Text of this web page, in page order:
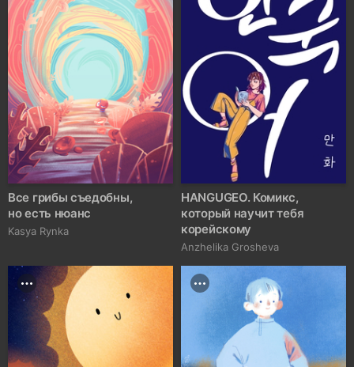
Все грибы съедобны,
но есть нюанс
Kasya Rynka
HANGUGEO. Комикс,
который научит тебя
корейскому
Anzhelika Grosheva